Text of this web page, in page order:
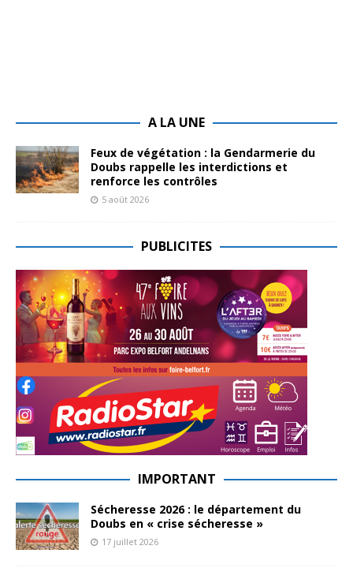
A LA UNE
Feux de végétation : la Gendarmerie du
Doubs rappelle les interdictions et
renforce les contrôles
5 août 2026
PUBLICITES
IMPORTANT
Sécheresse 2026 : le département du
Doubs en « crise sécheresse »
17 juillet 2026